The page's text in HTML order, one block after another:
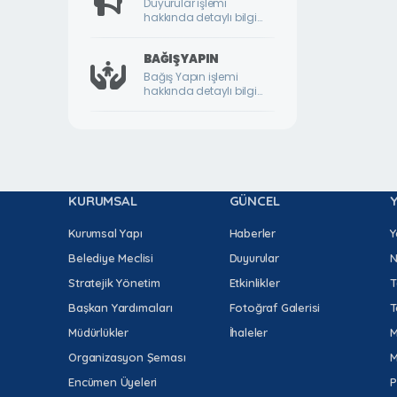
FATİH MAHALLESİ
GAZİ MAHALLESİ
GÜNDÜZBEY MAHALLESİ
HAMİDİYE MAHALLESİ
HIROĞLU MAHALLESİ
HOCA AHMET YESEVİ MAHALLESİ
İKİZCE MAHALLESİ
İLYAS MAHALLESİ
Duyurular işlemi
hakkında detaylı bilgi
BAĞIŞ YAPIN
Bağış Yapın işlemi
hakkında detaylı bilgi
KURUMSAL
Kurumsal Yapı
Belediye Meclisi
Stratejik Yönetim
Başkan Yardımcıları
Müdürlükler
Organizasyon Şeması
Encümen Üyeleri
GÜNCEL
Haberler
Duyurular
Etkinlikler
Fotoğraf Galerisi
İhaleler